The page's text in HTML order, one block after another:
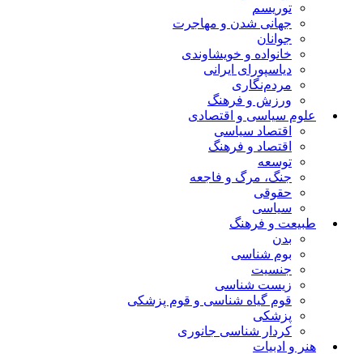
توریسم
جهانی شدن و مهاجرت
جوانان
خانواده و خویشاوندی
دیاسپورای ایرانی
مردم‌نگاری
ورزش و فرهنگ
علوم سیاسی و اقتصادی
اقتصاد سیاسی
اقتصاد و فرهنگ
توسعه
جنگ، مرگ و فاجعه
حقوقی
سیاسی
طبیعت و فرهنگ
بدن
بوم شناسی
جنسیت
زیست شناسی
قوم گیاه شناسی و قوم پزشکی
پزشکی
کردار شناسی جانوری
هنر و ادبیات